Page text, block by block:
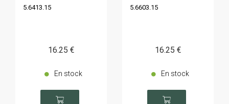
5.6413.15
16.25 €
En stock
5.6603.15
16.25 €
En stock